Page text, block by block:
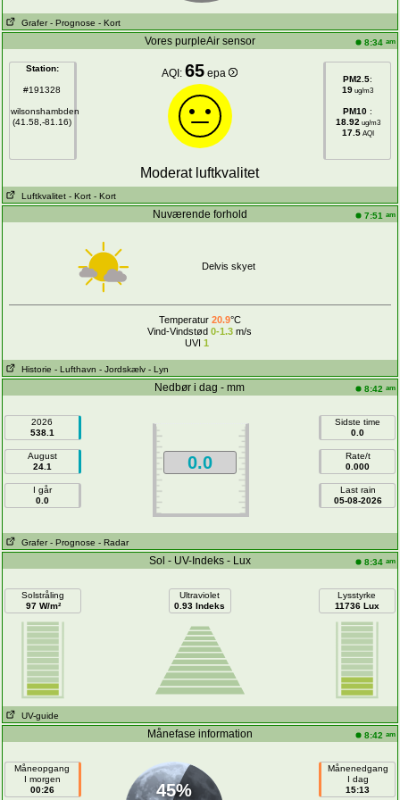
Grafer - Prognose - Kort
Vores purpleAir sensor 8:34 am
Station:
#191328
wilsonshambden
(41.58,-81.16)
AQI:65 epa PM2.5:
19 ug/m3
PM10 :
18.92ug/m3
17.5AQI
Moderat luftkvalitet
Luftkvalitet - Kort - Kort
Nuværende forhold 7:51 am
Delvis skyet
Temperatur 20.9°C
Vind-Vindstød 0-1.3 m/s
UVI1
Historie - Lufthavn - Jordskælv - Lyn
Nedbør i dag - mm 8:42 am
2026
538.1
August
24.1
I går
0.0
0.0
Sidste time
0.0
Rate/t
0.000
Last rain
05-08-2026
Grafer - Prognose - Radar
Sol - UV-Indeks - Lux 8:34 am
Solstråling
97 W/m²
Ultraviolet
0.93 Indeks
Lysstyrke
11736 Lux
UV-guide
Månefase information 8:42 am
Måneopgang
I morgen
00:26
45%
Månenedgang
I dag
15:13